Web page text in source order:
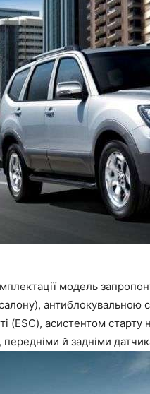
модель
антиблокувальною
(ESC), асистентом
передніми й задніми